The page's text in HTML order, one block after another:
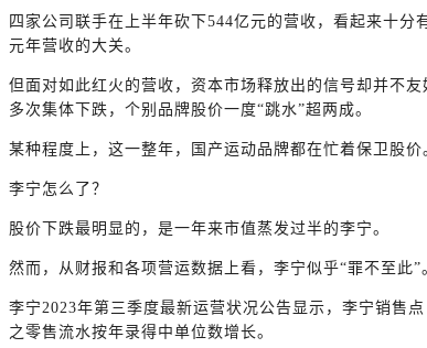
四家公司联手在上半年砍下544亿元的营收，看起来十分
元年营收的大关。
但面对如此红火的营收，资本市场释放出的信号却并不
多次集体下跌，个别品牌股价一度“跳水”超两成。
某种程度上，这一整年，国产运动品牌都在忙着保卫股价
李宁怎么了？
股价下跌最明显的，是一年来市值蒸发过半的李宁。
然而，从财报和各项营运数据上看，李宁似乎“罪不至此”
李宁2023年第三季度最新运营状况公告显示，李宁销售
之零售流水按年录得中单位数增长。